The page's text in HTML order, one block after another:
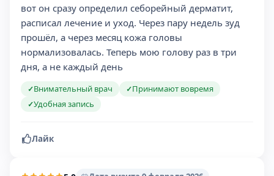
вот он сразу определил себорейный дерматит,
расписал лечение и уход. Через пару недель зуд
прошёл, а через месяц кожа головы
нормализовалась. Теперь мою голову раз в три
дня, а не каждый день
✓Внимательный врач ✓Принимают вовремя
✓Удобная запись
Лайк